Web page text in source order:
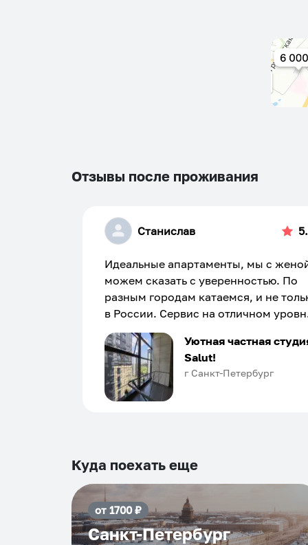
Отзывы после проживания
Станислав
Идеальные апартаменты, мы с
можем сказать с уверенностью. По
разным городам катаемся, и не
в России. Сервис на отличном
Хозяин апартаментов доброй души
человек, всегда можно
подскажет что как и почему.
Рекомендуем на 100% и вам, и
и сами будем приезжать еще...
Уютная частная
Salut!
г Санкт-Петербург
Куда поехать еще
от 1700₽
Санкт-Петербург